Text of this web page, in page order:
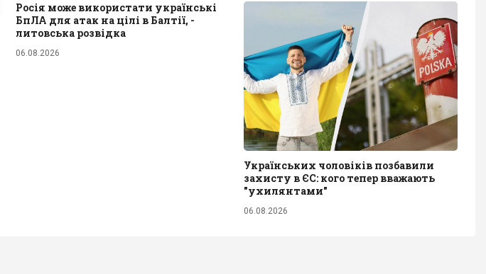
Росія може використати українські
БпЛА для атак на цілі в Балтії, -
литовська розвідка
06.08.2026
Українських чоловіків позбавили
захисту в ЄС: кого тепер вважають
"ухилянтами"
06.08.2026